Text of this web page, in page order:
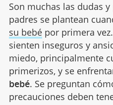
Son muchas las dudas
padres se plantean
su bebépor primera
sienten inseguros y
miedo, principalmente
primerizos, y se
bebé. Se preguntan
precauciones deben